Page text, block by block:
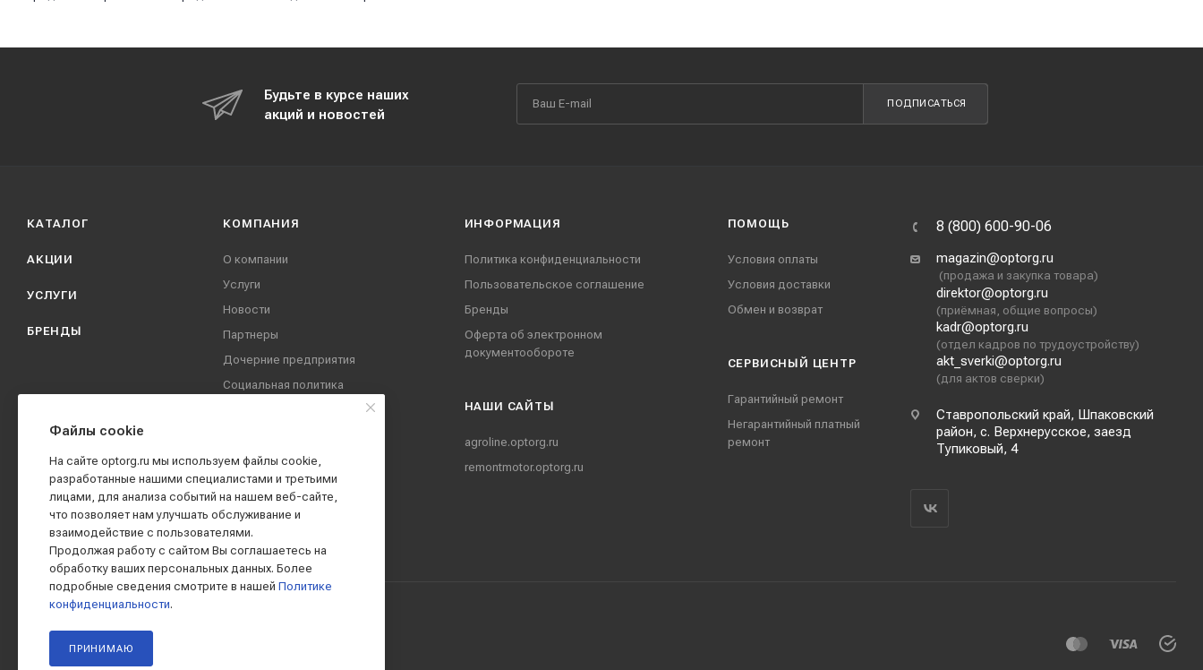
Будьте в курсе наших
акций и новостей
ПОДПИСАТЬСЯ
КАТАЛОГ
АКЦИИ
УСЛУГИ
БРЕНДЫ
КОМПАНИЯ
О компании
Услуги
Новости
Партнеры
Дочерние предприятия
Социальная политика
Вакансии
Реквизиты
Контакты
ИНФОРМАЦИЯ
Политика конфиденциальности
Пользовательское соглашение
Бренды
Оферта об электронном
документообороте
НАШИ CАЙТЫ
agroline.optorg.ru
remontmotor.optorg.ru
ПОМОЩЬ
Условия оплаты
Условия доставки
Обмен и возврат
СЕРВИСНЫЙ ЦЕНТР
Гарантийный ремонт
Негарантийный платный
ремонт
8 (800) 600-90-06
magazin@optorg.ru
(продажа и закупка товара)
direktor@optorg.ru
(приёмная, общие вопросы)
kadr@optorg.ru
(отдел кадров по трудоустройству)
akt_sverki@optorg.ru
(для актов сверки)
Ставропольский край, Шпаковский
район, с. Верхнерусское, заезд
Тупиковый, 4
Файлы cookie
На сайте optorg.ru мы используем файлы cookie,
разработанные нашими специалистами и третьими
лицами, для анализа событий на нашем веб-сайте,
что позволяет нам улучшать обслуживание и
взаимодействие с пользователями.
Продолжая работу с сайтом Вы соглашаетесь на
обработку ваших персональных данных. Более
подробные сведения смотрите в нашей Политике
конфиденциальности.
ПРИНИМАЮ